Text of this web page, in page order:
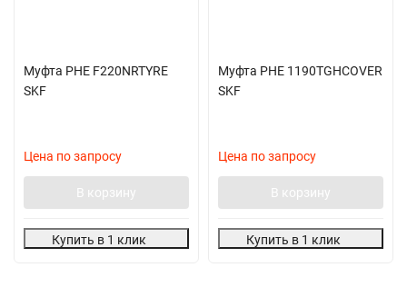
Муфта PHE F220NRTYRE
SKF
Цена по запросу
В корзину
Купить в 1 клик
Муфта PHE 1190TGHCOVER
SKF
Цена по запросу
В корзину
Купить в 1 клик